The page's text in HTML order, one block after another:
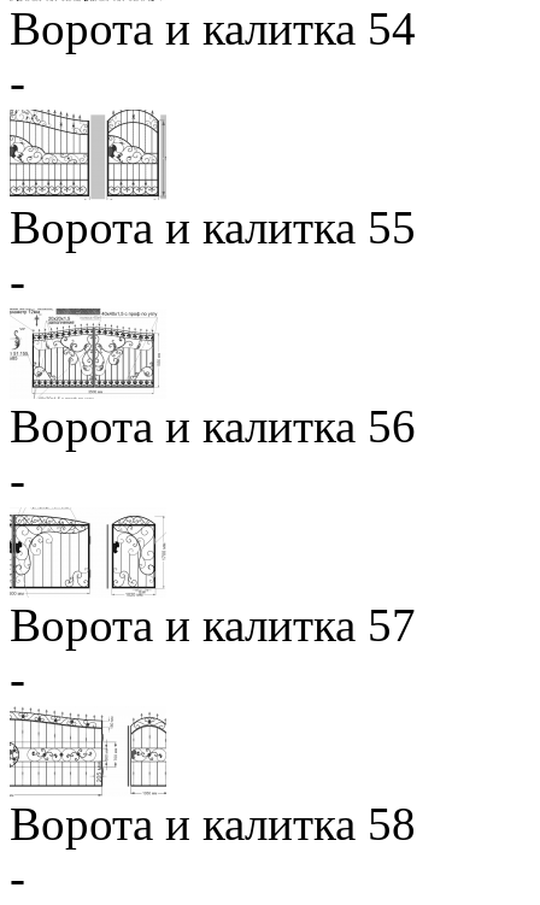
Ворота и калитка 54
-
Ворота и калитка 55
-
Ворота и калитка 56
-
Ворота и калитка 57
-
Ворота и калитка 58
-